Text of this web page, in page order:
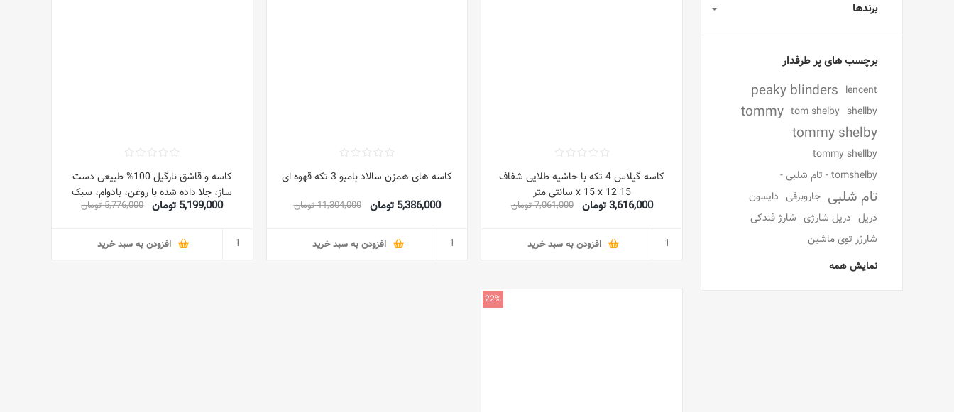
کاسه گیلاس 4 تکه با حاشیه طلایی شفاف
15 x 15 x 12 سانتی متر
3,616,000 تومان 7,061,000 تومان
افزودن به سبد خرید
کاسه های همزن سالاد بامبو 3 تکه قهوه ای
5,386,000 تومان 11,304,000 تومان
افزودن به سبد خرید
کاسه و قاشق نارگیل 100% طبیعی دست
ساز، جلا داده شده با روغن، بادوام، سبک
وزن، تمیز کردن آسان با ماندگاری طولانی،
4 تایی
5,199,000 تومان 5,776,000 تومان
افزودن به سبد خرید
22%
برندها
برچسب های پر طرفدار
lencent
peaky blinders
shellby
tom shelby
tommy
tommy shelby
tommy shellby
tomshelby - تام شلبی -
تام شلبی جاروبرقی دایسون
دریل دریل شارژی شارژ فندکی
شارژر توی ماشین
نمایش همه